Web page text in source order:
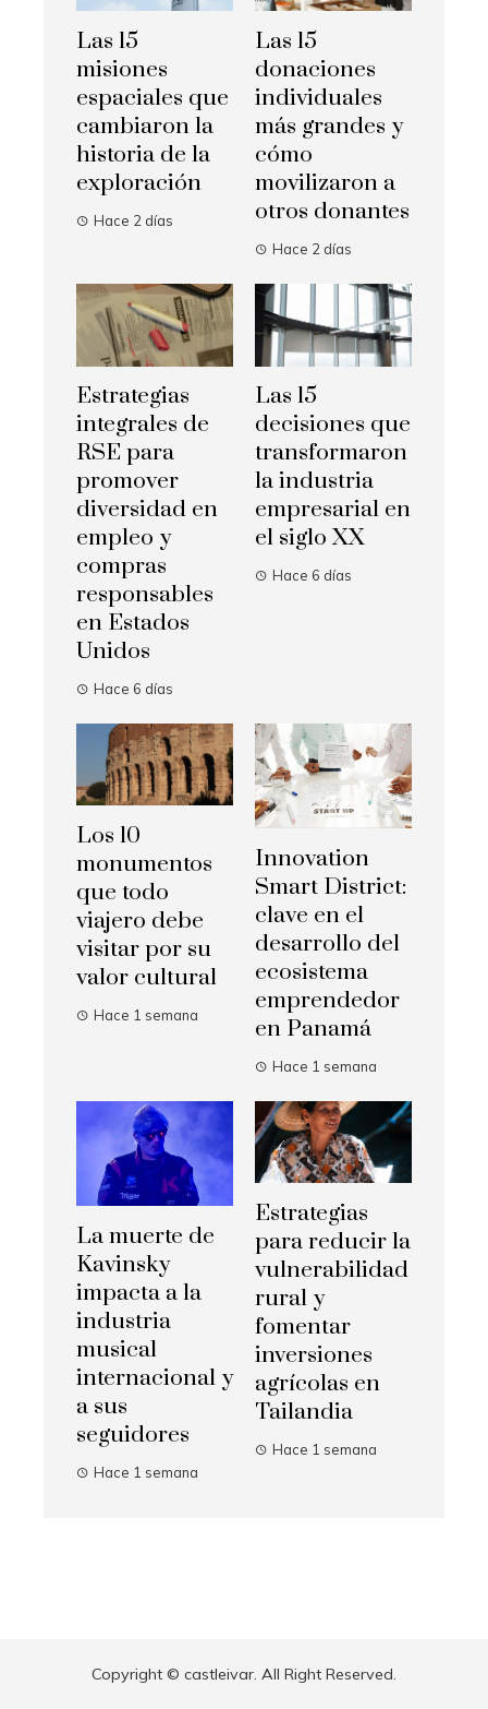
Las 15
misiones
espaciales que
cambiaron la
historia de la
exploración
Hace 2 días
Las 15
donaciones
individuales
más grandes y
cómo
movilizaron a
otros donantes
Hace 2 días
Estrategias
integrales de
RSE para
promover
diversidad en
empleo y
compras
responsables
en Estados
Unidos
Hace 6 días
Las 15
decisiones que
transformaron
la industria
empresarial en
el siglo XX
Hace 6 días
Los 10
monumentos
que todo
viajero debe
visitar por su
valor cultural
Hace 1 semana
Innovation
Smart District:
clave en el
desarrollo del
ecosistema
emprendedor
en Panamá
Hace 1 semana
La muerte de
Kavinsky
impacta a la
industria
musical
internacional y
a sus
seguidores
Hace 1 semana
Estrategias
para reducir la
vulnerabilidad
rural y
fomentar
inversiones
agrícolas en
Tailandia
Hace 1 semana
Copyright © castleivar. All Right Reserved.